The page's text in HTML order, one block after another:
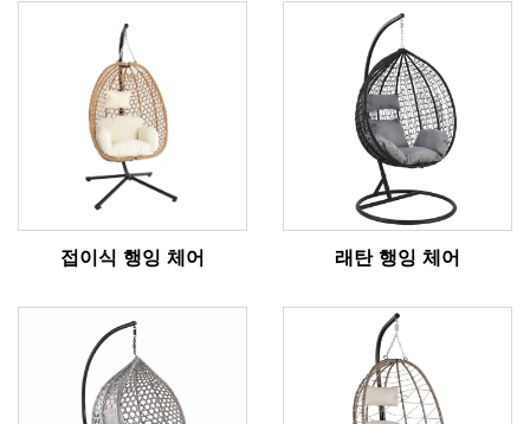
접이식 행잉 체어 래탄 행잉 체어